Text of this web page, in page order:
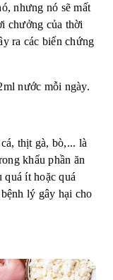
nhưng nó sẽ mất
chưởng của thời
ra các biến chứng
nước mỗi ngày.
thịt gà, bò,... là
khẩu phần ăn
ít hoặc quá
lý gây hại cho